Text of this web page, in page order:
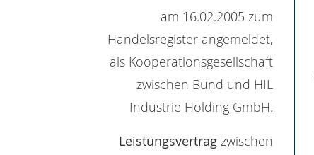
am 16.02.2005 zum
Handelsregister angemeldet,
als Kooperationsgesellschaft
zwischen Bund und HIL
Industrie Holding GmbH.
Leistungsvertrag zwischen